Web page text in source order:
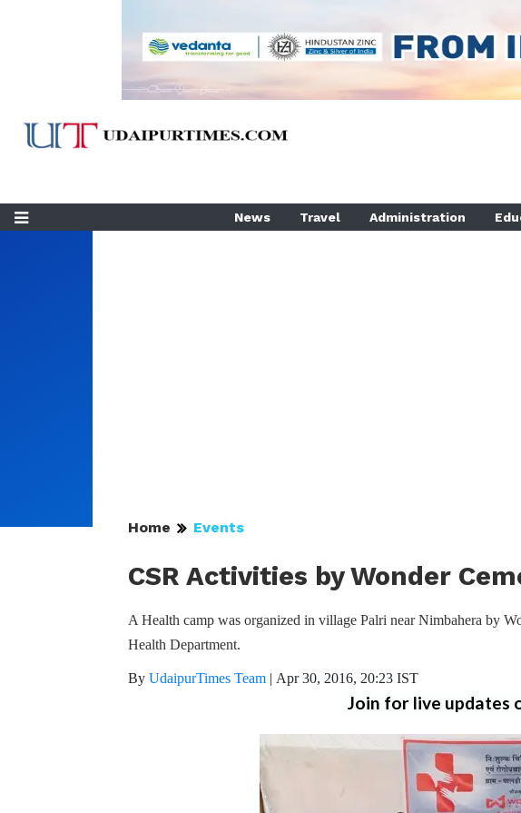
News Travel Administration
Home Events
CSR Activities by Wonder
A Health camp was organized in village Palri near Nimbahera by
Health Department.
By UdaipurTimes Team | Apr 30, 2016, 20:23 IST
Join for live updates